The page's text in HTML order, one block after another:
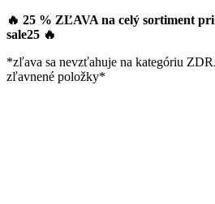
🔥 25 % ZĽAVA na celý sortiment
sale25 🔥
*zľava sa nevzťahuje na kategóriu
zľavnené položky*